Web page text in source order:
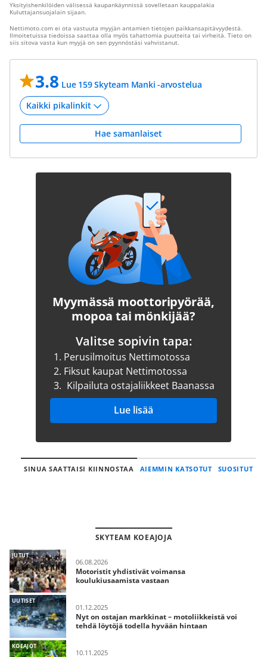
Yksityishenkilöiden välisessä kaupankäynnissä sovelletaan kauppalakia
Kuluttajansuojalain sijaan.
Nettimoto.com ei ota vastuuta myyjän antamien tietojen paikkansapitävyydestä.
Ilmoitetuissa tiedoissa saattaa olla myös tahattomia puutteita tai virheitä. Tieto on
siis sitova vasta kun myyjä on sen pyynnöstäsi vahvistanut.
3.8 Lue 159 Skyteam Manki -arvostelua
Hae samanlaiset
Myymässä moottoripyörää,
mopoa tai mönkijää?
Valitse sopivin tapa:
1. Perusilmoitus Nettimotossa
2. Fiksut kaupat Nettimotossa
3. Kilpailuta ostajaliikkeet Baanassa
Lue lisää
SINUA SAATTAISI KIINNOSTAA AIEMMIN KATSOTUT SUOSITUT
SKYTEAM KOEAJOJA
JUTUT
06.08.2026
Motoristit yhdistivät voimansa
koulukiusaamista vastaan
UUTISET
01.12.2025
Nyt on ostajan markkinat – motoliikkeistä voi
tehdä löytöjä todella hyvään hintaan
KOEAJOT
10.11.2025